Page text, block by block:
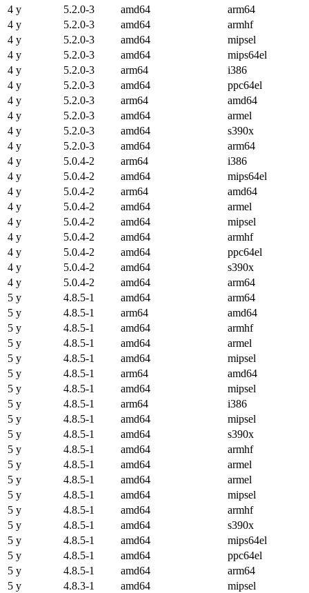
4 y
5.2.0-3 amd64
arm64
4 y
5.2.0-3 amd64
armhf
4 y
5.2.0-3 amd64
mipsel
4 y
5.2.0-3 amd64
mips64el
4 y
5.2.0-3 arm64
i386
4 y
5.2.0-3 amd64
ppc64el
4 y
5.2.0-3 arm64
amd64
4 y
5.2.0-3 amd64
armel
4 y
5.2.0-3 amd64
s390x
4 y
5.2.0-3 amd64
arm64
4 y
5.0.4-2 arm64
i386
4 y
5.0.4-2 amd64
mips64el
4 y
5.0.4-2 arm64
amd64
4 y
5.0.4-2 amd64
armel
4 y
5.0.4-2 amd64
mipsel
4 y
5.0.4-2 amd64
armhf
4 y
5.0.4-2 amd64
ppc64el
4 y
5.0.4-2 amd64
s390x
4 y
5.0.4-2 amd64
arm64
5 y
4.8.5-1 amd64
arm64
5 y
4.8.5-1 arm64
amd64
5 y
4.8.5-1 amd64
armhf
5 y
4.8.5-1 amd64
armel
5 y
4.8.5-1 amd64
mipsel
5 y
4.8.5-1 arm64
amd64
5 y
4.8.5-1 amd64
mipsel
5 y
4.8.5-1 arm64
i386
5 y
4.8.5-1 amd64
mipsel
5 y
4.8.5-1 amd64
s390x
5 y
4.8.5-1 amd64
armhf
5 y
4.8.5-1 amd64
armel
5 y
4.8.5-1 amd64
armel
5 y
4.8.5-1 amd64
mipsel
5 y
4.8.5-1 amd64
armhf
5 y
4.8.5-1 amd64
s390x
5 y
4.8.5-1 amd64
mips64el
5 y
4.8.5-1 amd64
ppc64el
5 y
4.8.5-1 amd64
arm64
5 y
4.8.3-1 amd64
mipsel